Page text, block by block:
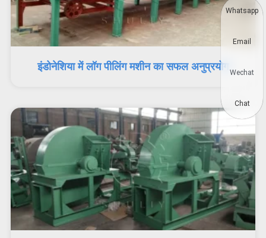
इंडोनेशिया में लॉग पीलिंग मशीन का सफल अनुप्रयोग
Whatsapp
Email
Wechat
Chat